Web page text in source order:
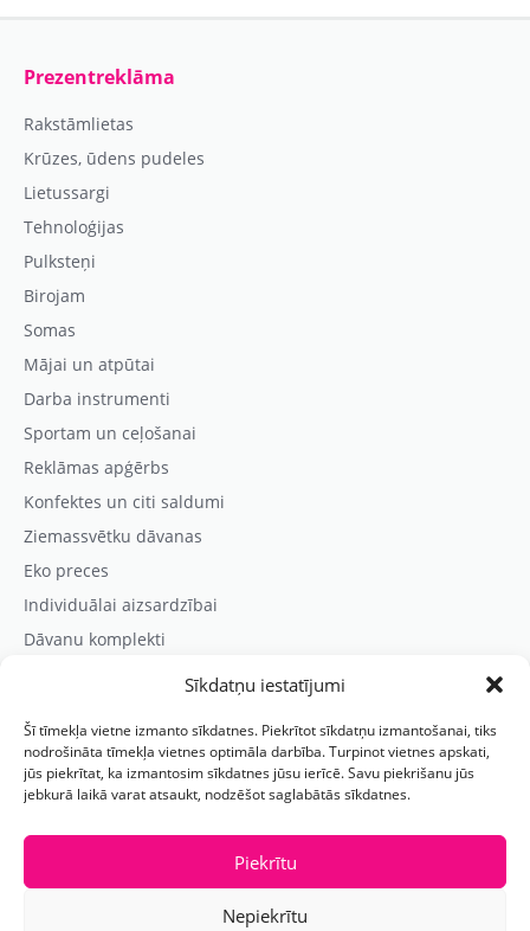
Sīkdatņu iestatījumi
Šī tīmekļa vietne izmanto sīkdatnes. Piekrītot sīkdatņu izmantošanai, tiks
nodrošināta tīmekļa vietnes optimāla darbība. Turpinot vietnes apskati,
jūs piekrītat, ka izmantosim sīkdatnes jūsu ierīcē. Savu piekrišanu jūs
jebkurā laikā varat atsaukt, nodzēšot saglabātās sīkdatnes.
Piekrītu
Nepiekrītu
Prezentreklāma
Rakstāmlietas
Krūzes, ūdens pudeles
Lietussargi
Tehnoloģijas
Pulksteņi
Birojam
Somas
Mājai un atpūtai
Darba instrumenti
Sportam un ceļošanai
Reklāmas apģērbs
Konfektes un citi saldumi
Ziemassvētku dāvanas
Eko preces
Individuālai aizsardzībai
Dāvanu komplekti
Kontaktinformācija
Prezentreklāmas aģentūra “PARIS”
Reģ.nr.: 40103625328